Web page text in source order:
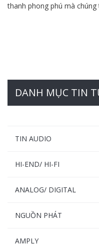
thanh phong phú mà
DANH MỤC TIN
TIN AUDIO
HI-END/ HI-FI
ANALOG/ DIGITAL
NGUỒN PHÁT
AMPLY